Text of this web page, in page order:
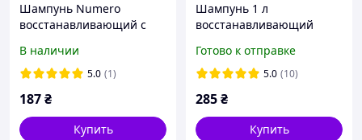
Шампунь Numero
восстанавливающий с
тюбик
В наличии
5.0 (1)
187₴
Купить
Шампунь 1 л
восстанавливающий
с экстрактом овса
Готово к отправке
5.0 (10)
285₴
Купить